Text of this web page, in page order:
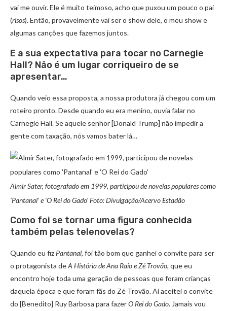
vai me ouvir. Ele é muito teimoso, acho que puxou um pouco o pai
(risos). Então, provavelmente vai ser o show dele, o meu show e
algumas canções que fazemos juntos.
E a sua expectativa para tocar no Carnegie
Hall? Não é um lugar corriqueiro de se
apresentar…
Quando veio essa proposta, a nossa produtora já chegou com um
roteiro pronto. Desde quando eu era menino, ouvia falar no
Carnegie Hall. Se aquele senhor [Donald Trump] não impedir a
gente com taxação, nós vamos bater lá…
Almir Sater, fotografado em 1999, participou de novelas populares como
‘Pantanal’ e ‘O Rei do Gado’ Foto: Divulgação/Acervo Estadão
Como foi se tornar uma figura conhecida
também pelas telenovelas?
Quando eu fiz Pantanal, foi tão bom que ganhei o convite para ser
o protagonista deA História de Ana Raio e Zé Trovão, que eu
encontro hoje toda uma geração de pessoas que foram crianças
daquela época e que foram fãs do Zé Trovão. Aí aceitei o convite
do [Benedito] Ruy Barbosa para fazerO Rei do Gado. Jamais vou